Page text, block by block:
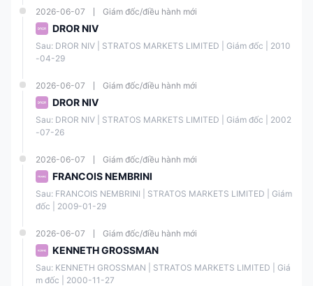
Ủy
ban
Chứn
và
Trao
Síp
s
Cơ
quan
Chứn
khoán
Israel
(ISA)
STRAT
LTD
Giấy
2026-06-07 Giám đốc/điều hành mới
DROR NIV
Sau: DROR NIV | STRATOS MARKETS LIMITED | Giám đốc | 2010
-04-29
2026-06-07 Giám đốc/điều hành mới
DROR NIV
Sau: DROR NIV | STRATOS MARKETS LIMITED | Giám đốc | 2002
-07-26
2026-06-07 Giám đốc/điều hành mới
FRANCOIS NEMBRINI
Sau: FRANCOIS NEMBRINI | STRATOS MARKETS LIMITED | Giám
đốc | 2009-01-29
2026-06-07 Giám đốc/điều hành mới
KENNETH GROSSMAN
Sau: KENNETH GROSSMAN | STRATOS MARKETS LIMITED | Giá
m đốc | 2000-11-27